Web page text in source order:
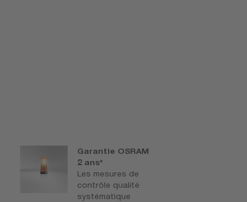
Garantie OSRAM
2 ans*
Les mesures de
contrôle qualité
systématique